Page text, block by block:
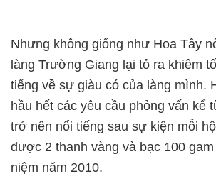
Nhưng không giống như Hoa Tây
làng Trường Giang lại tỏ ra khiêm
tiếng về sự giàu có của làng mình.
hầu hết các yêu cầu phỏng vấn kể
trở nên nổi tiếng sau sự kiện mỗi
được 2 thanh vàng và bạc 100
niệm năm 2010.